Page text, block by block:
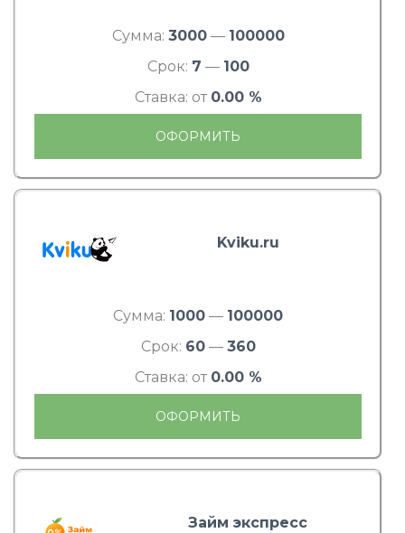
Сумма: 3000— 100000
Срок: 7 — 100
Ставка: от 0.00 %
ОФОРМИТЬ
Kviku.ru
Сумма: 1000 — 100000
Срок: 60— 360
Ставка: от 0.00 %
ОФОРМИТЬ
Займ экспресс